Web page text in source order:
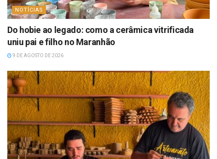
NOTÍCIAS
Do hobie ao legado: como a cerâmica vitrificada
uniu pai e filho no Maranhão
9 DE AGOSTO DE 2026